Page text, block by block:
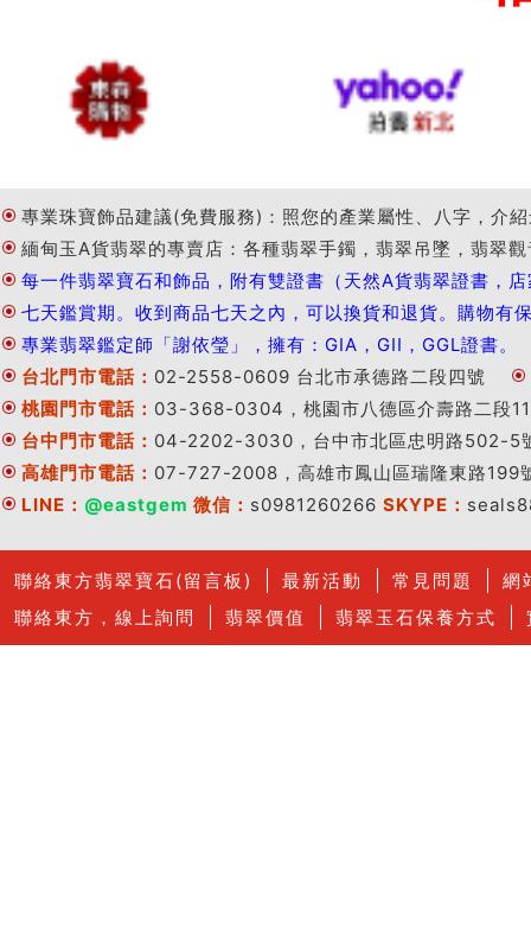
專業珠寶飾品建議(免費服務)：照您的產業屬性、八字，介
緬甸玉A貨翡翠的專賣店：各種翡翠手鐲，翡翠吊墜，翡翠
每一件翡翠寶石和飾品，附有雙證書（天然A貨翡翠證書
七天鑑賞期。收到商品七天之內，可以換貨和退貨。購物有
專業翡翠鑑定師「謝依瑩」，擁有：GIA，GII，GGL證書。
台北門市電話： 02-2558-0609 台北市承德路二段四號
桃園門市電話： 03-368-0304，桃園市八德區介壽路二段
台中門市電話： 04-2202-3030，台中市北區忠明路502-5
高雄門市電話： 07-727-2008，高雄市鳳山區瑞隆東路199
LINE： @eastgem 微信： s0981260266 SKYPE：
聯絡東方翡翠寶石(留言板) 最新活動 常見問題
網
聯絡東方，線上詢問
翡翠價值 翡翠玉石保養方式